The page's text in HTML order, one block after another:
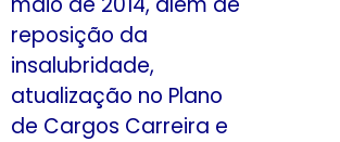
reposição da
insalubridade,
atualização no Plano
de Cargos Carreira e